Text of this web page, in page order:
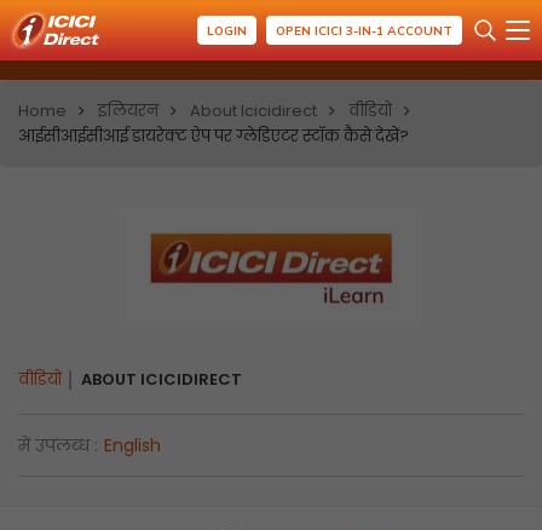
LOGIN OPEN ICICI 3-IN-1 ACCOUNT
Home इलियरन About Icicidirect
वीडियो
आईसीआईसीआई डायरेक्ट ऐप पर ग्लेडिएटर स्टॉक कैसे देखें?
वीडियो ABOUT ICICIDIRECT
में उपलब्ध : English